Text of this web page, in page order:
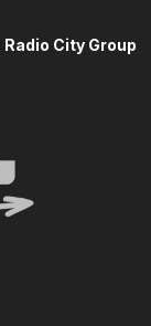
Radio City Group